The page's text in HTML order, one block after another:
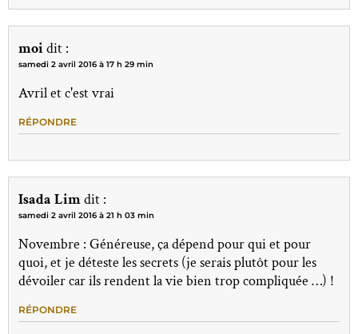
moidit :
samedi 2 avril 2016 à 17 h 29 min
Avril et c'est vrai
RÉPONDRE
Isada Limdit :
samedi 2 avril 2016 à 21 h 03 min
Novembre : Généreuse, ça dépend pour qui et pour
quoi, et je déteste les secrets (je serais plutôt pour les
dévoiler car ils rendent la vie bien trop compliquée …) !
RÉPONDRE